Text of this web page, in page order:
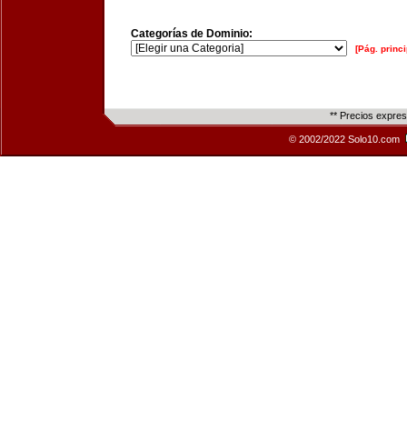
Categorías de Dominio:
[Pág.
** Precios
© 2002/2022 Solo10.com